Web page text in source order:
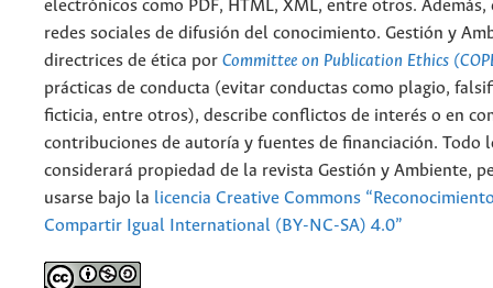
electrónicos como PDF, HTML, XML, entre otros.
redes sociales de difusión del conocimiento. Gestión y
directrices de ética por Committee on Publication Ethics
prácticas de conducta (evitar conductas como plagio,
ficticia, entre otros), describe conflictos de interés o en
contribuciones de autoría y fuentes de financiación. Todo
considerará propiedad de la revista Gestión y Ambiente,
usarse bajo la licencia Creative Commons
Compartir Igual International (BY-NC-SA) 4.0”